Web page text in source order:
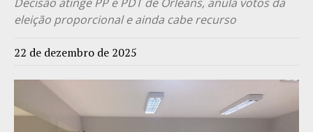
eleição proporcional e ainda cabe recurso
22 de dezembro de 2025